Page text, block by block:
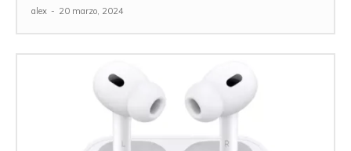
alex - 20 marzo, 2024